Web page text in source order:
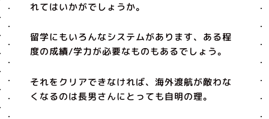
れてはいかがでしょうか。
留学にもいろんなシステムがあります、ある程
度の成績/学力が必要なものもあるでしょう。
それをクリアできなければ、海外渡航が敵わな
くなるのは長男さんにとっても自明の理。